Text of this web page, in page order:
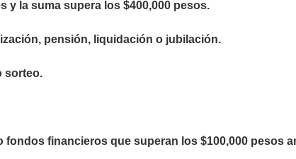
y la suma supera los $400,000 pesos.
pensión, liquidación o jubilación.
sorteo.
fondos financieros que superan los $100,000 pesos